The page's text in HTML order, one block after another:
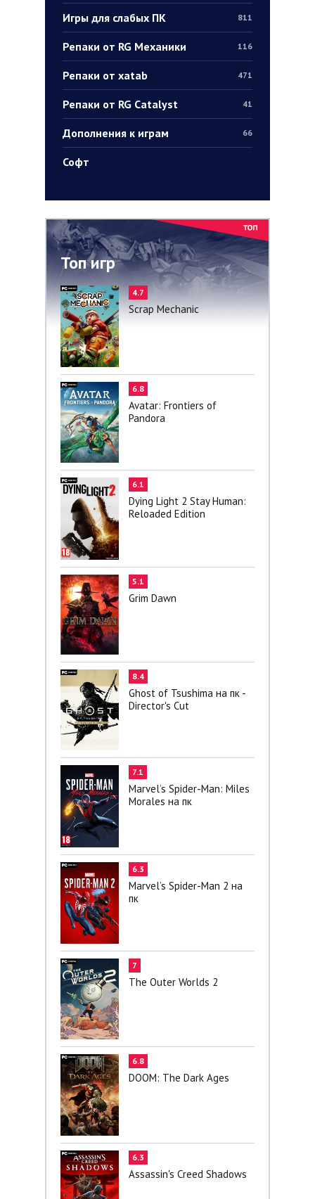
Игры для слабых ПК 811
Репаки от RG Механики 116
Репаки от xatab 471
Репаки от RG Catalyst 41
Дополнения к играм 66
Софт
Топ игр
4.7
Scrap Mechanic
6.8
Avatar: Frontiers of
Pandora
6.1
Dying Light 2 Stay Human:
Reloaded Edition
5.1
Grim Dawn
8.4
Ghost of Tsushima на пк -
Director's Cut
7.1
Marvel’s Spider-Man: Miles
Morales на пк
6.3
Marvel’s Spider-Man 2 на
пк
7
The Outer Worlds 2
6.8
DOOM: The Dark Ages
6.3
Assassin's Creed Shadows